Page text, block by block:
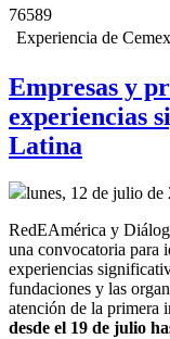
76589
Experiencia de
Empresas y
experiencias
Latina
lunes, 12 de julio de
RedEAmérica y
una convocatoria para
experiencias
fundaciones y las
atención de la primera
desde el 19 de julio